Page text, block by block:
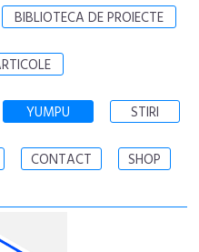
BIBLIOTECA DE PROIECTE
YUMPU STIRI
CONTACT SHOP